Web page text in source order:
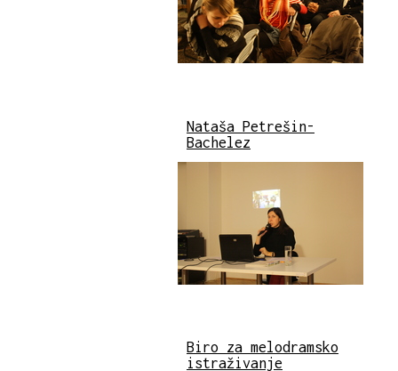
Nataša Petrešin-
Bachelez
Biro za melodramsko
istraživanje